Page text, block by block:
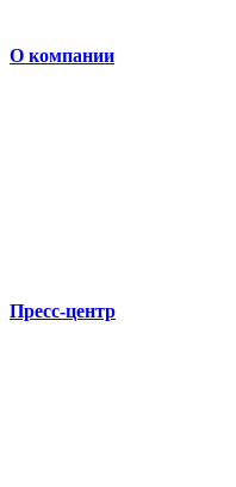
О компании
Пресс-центр